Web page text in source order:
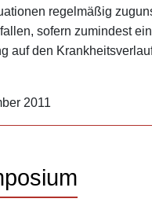
regelmäßig
sofern zumindest
auf den
2011